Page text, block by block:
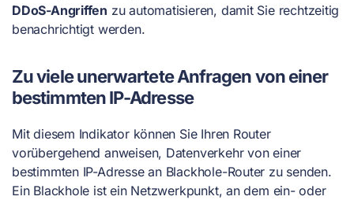
DDoS-Angriffen zu automatisieren, damit Sie rechtzeitig
benachrichtigt werden.
Zu viele unerwartete Anfragen von einer
bestimmten IP-Adresse
Mit diesem Indikator können Sie Ihren Router
vorübergehend anweisen, Datenverkehr von einer
bestimmten IP-Adresse an Blackhole-Router zu senden.
Ein Blackhole ist ein Netzwerkpunkt, an dem ein- oder